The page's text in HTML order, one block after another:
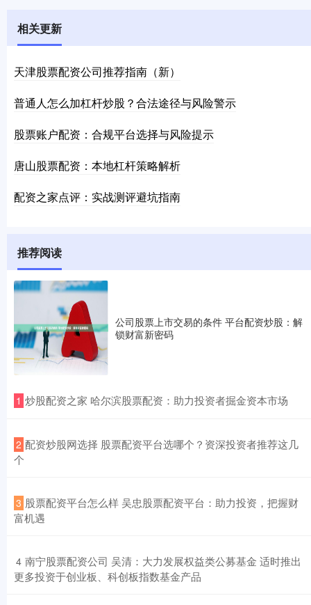
相关更新
天津股票配资公司推荐指南（新）
普通人怎么加杠杆炒股？合法途径与风险警示
股票账户配资：合规平台选择与风险提示
唐山股票配资：本地杠杆策略解析
配资之家点评：实战测评避坑指南
推荐阅读
公司股票上市交易的条件 平台配资炒股：解
锁财富新密码
1 ​炒股配资之家 哈尔滨股票配资：助力投资者掘金资本市场
2 ​配资炒股网选择 股票配资平台选哪个？资深投资者推荐这几
个
3 ​股票配资平台怎么样 吴忠股票配资平台：助力投资，把握财
富机遇
4 ​南宁股票配资公司 吴清：大力发展权益类公募基金 适时推出
更多投资于创业板、科创板指数基金产品